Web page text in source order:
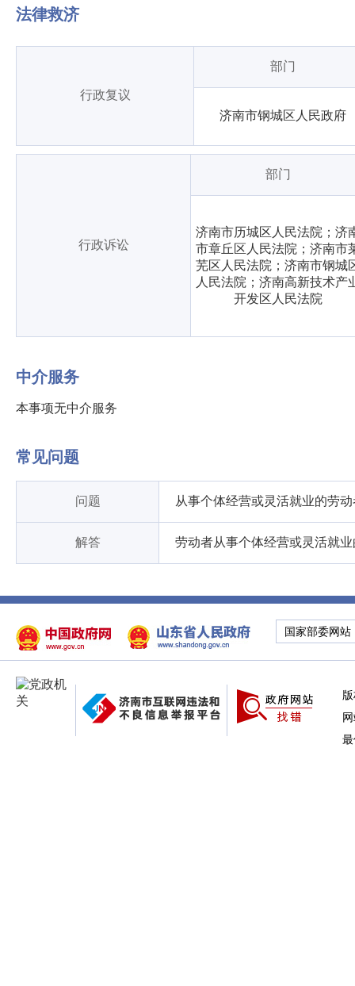
法律救济
行政复议
部门
济南市钢城区人民政府
行政诉讼
部门
济南市历城区人民法院；济
市章丘区人民法院；济南市
芜区人民法院；济南市钢城
人民法院；济南高新技术产
开发区人民法院
中介服务
本事项无中介服务
常见问题
问题 从事个体经营或灵活就业的劳
解答 劳动者从事个体经营或灵活就
国家部委网站